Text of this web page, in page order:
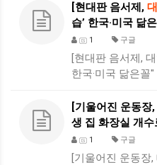
[현대판 음서제,
습’ 한국·미국 닮
1 구글
[현대판 음서제,
한국·미국 닮은꼴
[기울어진 운동장,
생 집 화장실 개
1 구글
[기울어진 운동장,